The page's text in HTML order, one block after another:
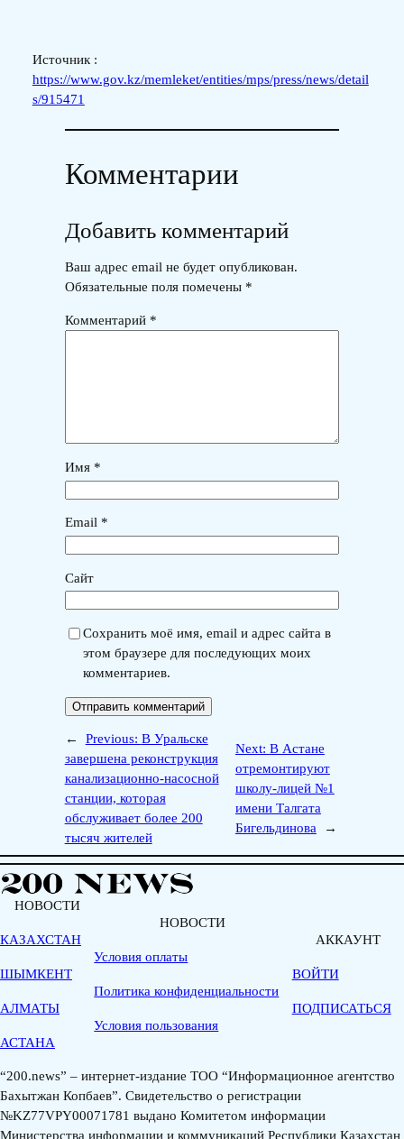
Источник :
https://www.gov.kz/memleket/entities/mps/press/news/detail
s/915471
Комментарии
Добавить комментарий
Ваш адрес email не будет опубликован.
Обязательные поля помечены *
Комментарий *
Имя *
Email *
Сайт
Сохранить моё имя, email и адрес сайта в
этом браузере для последующих моих
комментариев.
← Previous: В Уральске
завершена реконструкция
канализационно-насосной
станции, которая
обслуживает более 200
тысяч жителей
Next: В Астане
отремонтируют
школу-лицей №1
имени Талгата
Бигельдинова
→
НОВОСТИ
КАЗАХСТАН
ШЫМКЕНТ
АЛМАТЫ
АСТАНА
НОВОСТИ
Условия оплаты
Политика конфиденциальности
Условия пользования
АККАУНТ
ВОЙТИ
ПОДПИСАТЬСЯ
“200.news” – интернет-издание ТОО “Информационное агентство
Бахытжан Копбаев”. Свидетельство о регистрации
№KZ77VPY00071781 выдано Комитетом информации
Министерства информации и коммуникаций Республики Казахстан